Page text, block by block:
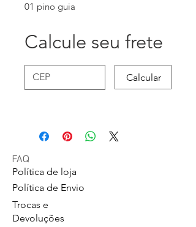
01 pino guia
Calcule seu frete
Calcular
FAQ
Política de loja
Política de Envio
Trocas e
Devoluções